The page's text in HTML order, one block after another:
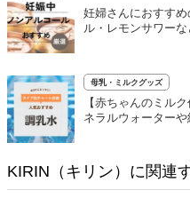
妊婦さんにおすす
ル・レモンサワーな
母乳・ミルクグッズ
【赤ちゃんのミル
ネラルウォーター
KIRIN（キリン）に関連